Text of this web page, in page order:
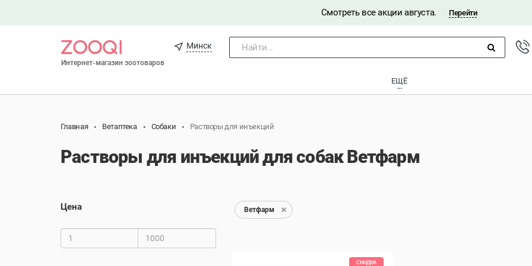
Смотреть все акции августа. Перейти
Интернет-магазин зоотоваров
Минск Найти...
ЕЩЁ
Главная Ветаптека Собаки Растворы для инъекций
Растворы для инъекций для собак Ветфарм
Цена Ветфарм
СКИДКА